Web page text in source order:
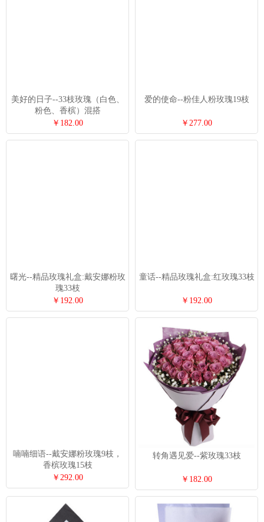
美好的日子--33枝玫瑰（白色、
粉色、香槟）混搭
￥182.00
爱的使命--粉佳人粉玫瑰19枝
￥277.00
曙光--精品玫瑰礼盒:戴安娜粉玫
瑰33枝
￥192.00
童话--精品玫瑰礼盒:红玫瑰33枝
￥192.00
喃喃细语--戴安娜粉玫瑰9枝，
香槟玫瑰15枝
￥292.00
转角遇见爱--紫玫瑰33枝
￥182.00